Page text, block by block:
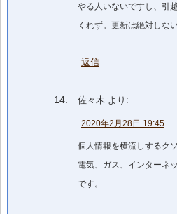
やる人いないですし、引
くれず。更新は絶対しない
返信
佐々木 より:
2020年2月28日 19:45
個人情報を横流しするク
電気、ガス、インターネ
です。